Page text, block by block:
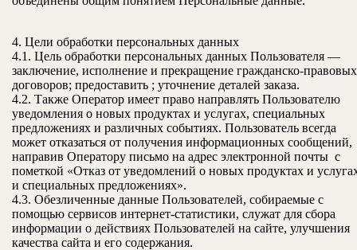
4. Цели обработки персональных данных
4.1. Цель обработки персональных данных Пользователя —
заключение, исполнение и прекращение гражданско-правовых
договоров; предоставить ; уточнение деталей заказа.
4.2. Также Оператор имеет право направлять Пользователю
уведомления о новых продуктах и услугах, специальных
предложениях и различных событиях. Пользователь всегда
может отказаться от получения информационных сообщений,
направив Оператору письмо на адрес электронной почты с
пометкой «Отказ от уведомлений о новых продуктах и
и специальных предложениях».
4.3. Обезличенные данные Пользователей, собираемые с
помощью сервисов интернет-статистики, служат для сбора
информации о действиях Пользователей на сайте, улучшения
качества сайта и его содержания.